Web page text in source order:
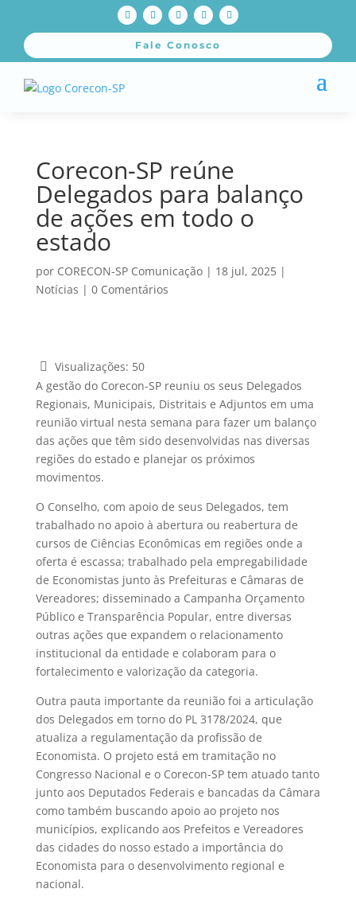
Fale Conosco
Corecon-SP reúne
Delegados para balanço
de ações em todo o
estado
por CORECON-SP Comunicação| 18 jul, 2025|
Notícias | 0 Comentários
Visualizações: 50
A gestão do Corecon-SP reuniu os seus Delegados
Regionais, Municipais, Distritais e Adjuntos em uma
reunião virtual nesta semana para fazer um balanço
das ações que têm sido desenvolvidas nas diversas
regiões do estado e planejar os próximos
movimentos.
O Conselho, com apoio de seus Delegados, tem
trabalhado no apoio à abertura ou reabertura de
cursos de Ciências Econômicas em regiões onde a
oferta é escassa; trabalhado pela empregabilidade
de Economistas junto às Prefeituras e Câmaras de
Vereadores; disseminado a Campanha Orçamento
Público e Transparência Popular, entre diversas
outras ações que expandem o relacionamento
institucional da entidade e colaboram para o
fortalecimento e valorização da categoria.
Outra pauta importante da reunião foi a articulação
dos Delegados em torno do PL 3178/2024, que
atualiza a regulamentação da profissão de
Economista. O projeto está em tramitação no
Congresso Nacional e o Corecon-SP tem atuado tanto
junto aos Deputados Federais e bancadas da Câmara
como também buscando apoio ao projeto nos
municípios, explicando aos Prefeitos e Vereadores
das cidades do nosso estado a importância do
Economista para o desenvolvimento regional e
nacional.